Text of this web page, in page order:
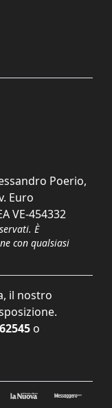
Poerio,
Euro
VE-454332
È
con qualsiasi
il nostro
o